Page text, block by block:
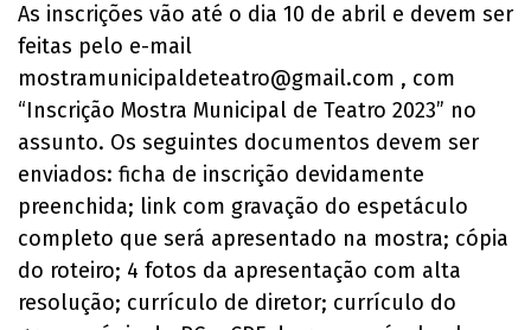
As inscrições vão até o dia 10 de abril e devem ser
feitas pelo e-mail
mostramunicipaldeteatro@gmail.com , com
“Inscrição Mostra Municipal de Teatro 2023” no
assunto. Os seguintes documentos devem ser
enviados: ficha de inscrição devidamente
preenchida; link com gravação do espetáculo
completo que será apresentado na mostra; cópia
do roteiro; 4 fotos da apresentação com alta
resolução; currículo de diretor; currículo do